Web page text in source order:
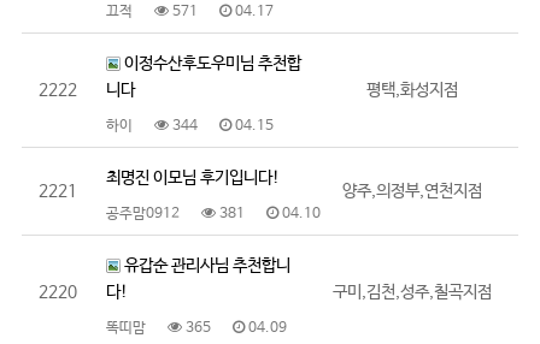
끄적 571 04.17
2222
이정수산후도우미님 추천합
니다
하이 344 04.15
평택,화성지점
2221
최명진 이모님 후기입니다!
공주맘0912 381 04.10
양주,의정부,연천지점
2220
유갑순 관리사님 추천합니
다!
똑띠맘 365 04.09
구미,김천,성주,칠곡지점